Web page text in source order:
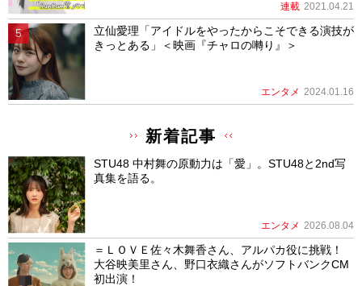
連載 2021.04.21
立仙愛理「アイドルをやったからこそできる演技が
きっとある」＜映画『チャロの囀り』＞
エンタメ 2024.01.16
新着記事
STU48 中村舞の原動力は「愛」。STU48と2nd写
真集を語る。
エンタメ 2026.08.04
＝ＬＯＶＥ佐々木舞香さん、アルパカ役に挑戦！
大谷映美里さん、野口衣織さんがソフトバンクCM
初出演！